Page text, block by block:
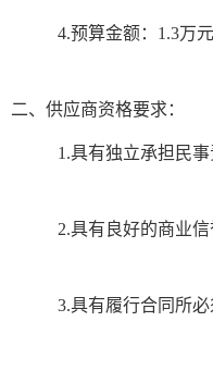
4.预算金额： 1.3万元
二、 供应商资格要求：
1.具有独立承担民事
2.具有良好的商业信
3.具有履行合同所必